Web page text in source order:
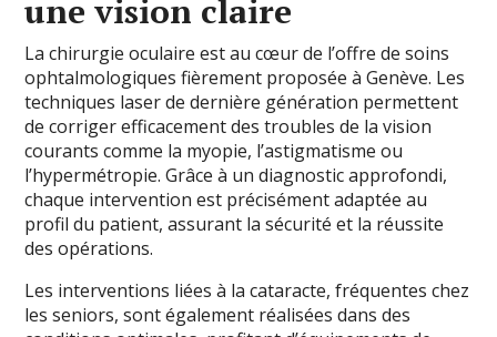
une vision claire
La chirurgie oculaire est au cœur de l’offre de soins
ophtalmologiques fièrement proposée à Genève. Les
techniques laser de dernière génération permettent
de corriger efficacement des troubles de la vision
courants comme la myopie, l’astigmatisme ou
l’hypermétropie. Grâce à un diagnostic approfondi,
chaque intervention est précisément adaptée au
profil du patient, assurant la sécurité et la réussite
des opérations.
Les interventions liées à la cataracte, fréquentes chez
les seniors, sont également réalisées dans des